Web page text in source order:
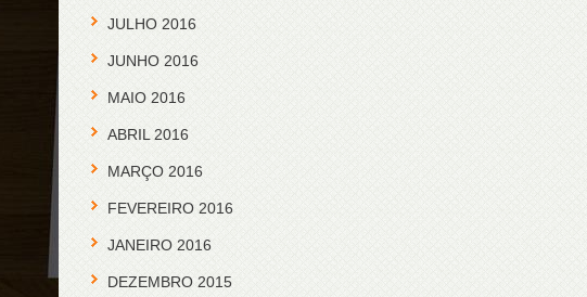
JULHO 2016
JUNHO 2016
MAIO 2016
ABRIL 2016
MARÇO 2016
FEVEREIRO 2016
JANEIRO 2016
DEZEMBRO 2015